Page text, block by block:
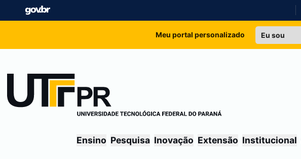
Meu portal personalizado
Ensino Pesquisa Inovação Extensão Institucional